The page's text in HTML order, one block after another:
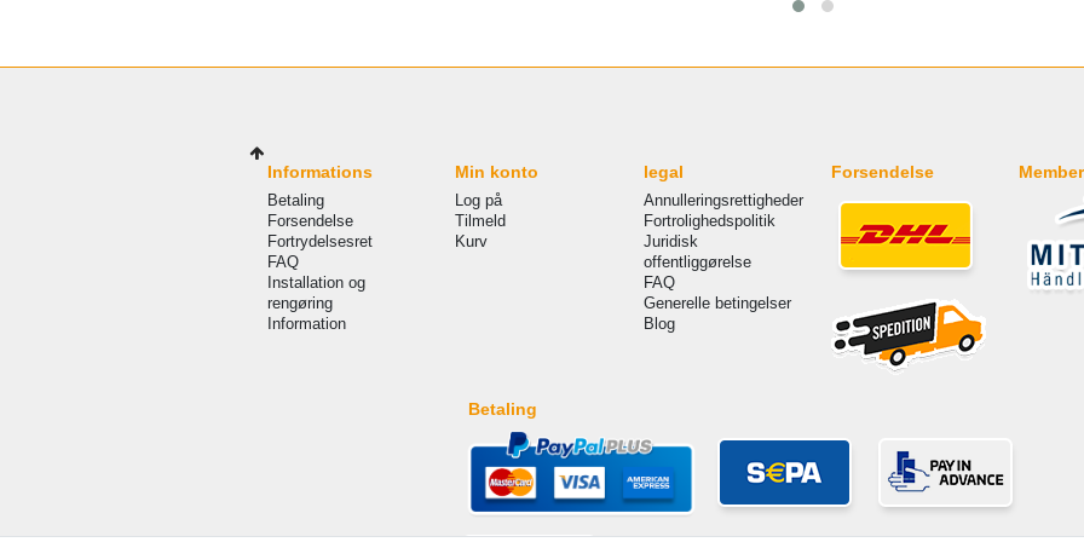
Informations
Betaling
Forsendelse
Fortrydelsesret
FAQ
Installation og
rengøring
Information
Min konto
Log på
Tilmeld
Kurv
legal
Annulleringsrettigheder
Fortrolighedspolitik
Juridisk
offentliggørelse
FAQ
Generelle betingelser
Blog
Forsendelse
Betaling